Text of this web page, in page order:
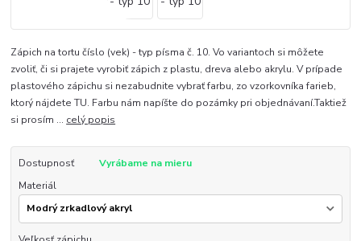
Zápich na tortu číslo (vek) - typ písma č. 10. Vo variantoch si môžete
zvoliť, či si prajete vyrobiť zápich z plastu, dreva alebo akrylu. V prípade
plastového zápichu si nezabudnite vybrať farbu, zo vzorkovníka farieb,
ktorý nájdete TU. Farbu nám napíšte do pozámky pri objednávaní.Taktiež
si prosím ... celý popis
Dostupnosť
Vyrábame na mieru
Materiál